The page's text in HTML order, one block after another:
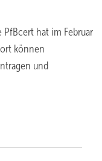
hat im Februar
können
und